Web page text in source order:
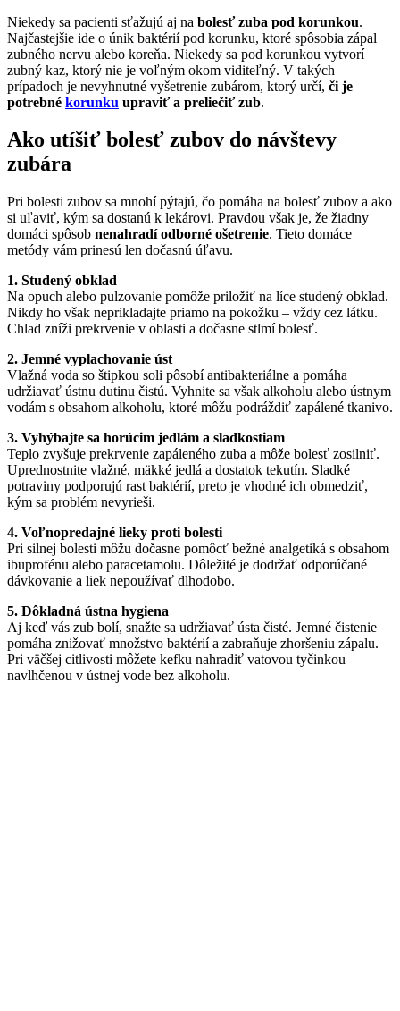
Niekedy sa pacienti sťažujú aj na bolesť zuba pod korunkou.
Najčastejšie ide o únik baktérií pod korunku, ktoré spôsobia zápal
zubného nervu alebo koreňa. Niekedy sa pod korunkou vytvorí
zubný kaz, ktorý nie je voľným okom viditeľný. V takých
prípadoch je nevyhnutné vyšetrenie zubárom, ktorý určí, či je
potrebné korunku upraviť a preliečiť zub.
Ako utíšiť bolesť zubov do návštevy
zubára
Pri bolesti zubov sa mnohí pýtajú, čo pomáha na bolesť zubov a ako
si uľaviť, kým sa dostanú k lekárovi. Pravdou však je, že žiadny
domáci spôsob nenahradí odborné ošetrenie. Tieto domáce
metódy vám prinesú len dočasnú úľavu.
1. Studený obklad
Na opuch alebo pulzovanie pomôže priložiť na líce studený obklad.
Nikdy ho však neprikladajte priamo na pokožku – vždy cez látku.
Chlad zníži prekrvenie v oblasti a dočasne stlmí bolesť.
2. Jemné vyplachovanie úst
Vlažná voda so štipkou soli pôsobí antibakteriálne a pomáha
udržiavať ústnu dutinu čistú. Vyhnite sa však alkoholu alebo ústnym
vodám s obsahom alkoholu, ktoré môžu podráždiť zapálené tkanivo.
3. Vyhýbajte sa horúcim jedlám a sladkostiam
Teplo zvyšuje prekrvenie zapáleného zuba a môže bolesť zosilniť.
Uprednostnite vlažné, mäkké jedlá a dostatok tekutín. Sladké
potraviny podporujú rast baktérií, preto je vhodné ich obmedziť,
kým sa problém nevyrieši.
4. Voľnopredajné lieky proti bolesti
Pri silnej bolesti môžu dočasne pomôcť bežné analgetiká s obsahom
ibuprofénu alebo paracetamolu. Dôležité je dodržať odporúčané
dávkovanie a liek nepoužívať dlhodobo.
5. Dôkladná ústna hygiena
Aj keď vás zub bolí, snažte sa udržiavať ústa čisté. Jemné čistenie
pomáha znižovať množstvo baktérií a zabraňuje zhoršeniu zápalu.
Pri väčšej citlivosti môžete kefku nahradiť vatovou tyčinkou
navlhčenou v ústnej vode bez alkoholu.